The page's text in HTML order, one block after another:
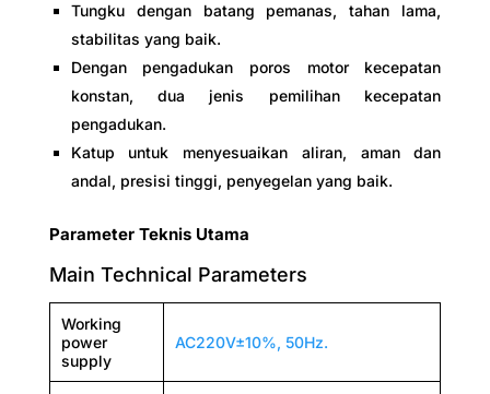
Berat
15 kg
Tungku dengan batang pemanas, tahan lama,
stabilitas yang baik.
Dengan pengadukan poros motor kecepatan
konstan, dua jenis pemilihan kecepatan
pengadukan.
Katup untuk menyesuaikan aliran, aman dan
andal, presisi tinggi, penyegelan yang baik.
Parameter Teknis Utama
Main Technical Parameters
Working
power
supply
AC220V±10%, 50Hz.